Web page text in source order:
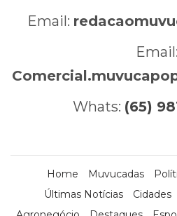
Email:
Email:
Whats: (65)
Home Muvucadas
Últimas Notícias
Cidades